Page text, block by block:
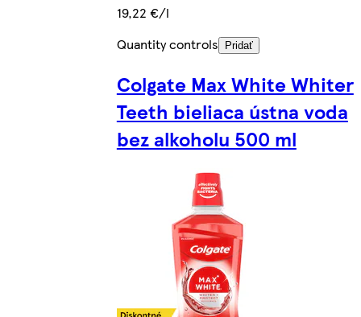
19,22 €/l
Quantity controls
Pridať
Colgate Max White Whiter
Teeth bieliaca ústna voda
bez alkoholu 500 ml